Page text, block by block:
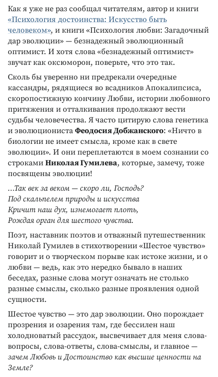
Как я уже не раз сообщал читателям, автор и книги
«Психология достоинства: Искусство быть
человеком», и книги «Психология любви: Загадочный
дар эволюции» — безнадежный эволюционный
оптимист. И хотя слова «безнадежный оптимист»
звучат как оксюморон, поверьте, что это так.
Сколь бы уверенно ни предрекали очередные
кассандры, рядящиеся во всадников Апокалипсиса,
скоропостижную кончину Любви, истории любовного
притяжения и отталкивания продолжают вести
судьбы человечества. Я часто цитирую слова генетика
и эволюциониста Феодосия Добжанского: «Ничто в
биологии не имеет смысла, кроме как в свете
эволюции». И они переплетаются в моем сознании со
строками Николая Гумилева, которые, замечу, тоже
посвящены эволюции!
…Так век за веком — скоро ли, Господь?
Под скальпелем природы и искусства
Кричит наш дух, изнемогает плоть,
Рождая орган для шестого чувства.
Поэт, наставник поэтов и отважный путешественник
Николай Гумилев в стихотворении «Шестое чувство»
говорит и о творческом порыве как истоке жизни, и о
любви — ведь, как это нередко бывало в наших
беседах, разные слова могут означать не столько
разные смыслы, сколько разные проявления одной
сущности.
Шестое чувство — это дар эволюции. Оно порождает
прозрения и озарения там, где бессилен наш
холодноватый рассудок, высвечивает для меня слова-
вопросы, слова-ответы, слова-смыслы, и главное —
зачем Любовь и Достоинство как высшие ценности на
Земле?